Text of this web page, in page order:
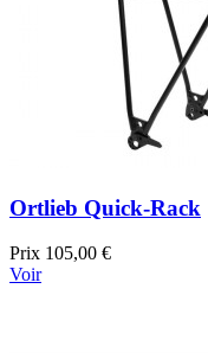
Ortlieb Quick-Rack
Prix 105,00 €
Voir